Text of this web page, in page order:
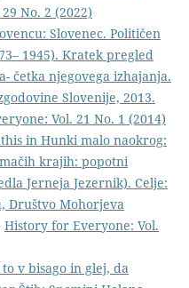
No. 2 (2022)
Slovenec. Političen
1945). Kratek pregled
četka njegovega izhajanja.
Slovenije, 2013.
Vol. 21 No. 1 (2014)
in Hunki malo naokrog:
krajih: popotni
Jerneja Jezernik). Celje:
Društvo Mohorjeva
History for Everyone: Vol.
v bisago in glej, da